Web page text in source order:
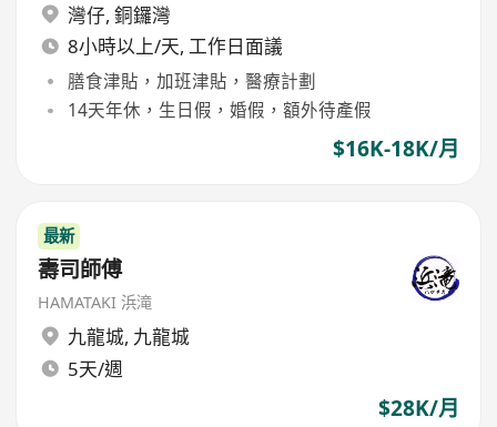
灣仔, 銅鑼灣
8小時以上/天, 工作日面議
膳食津貼，加班津貼，醫療計劃
14天年休，生日假，婚假，額外待產假
$16K-18K/月
最新
壽司師傅
HAMATAKI 浜滝
九龍城, 九龍城
5天/週
$28K/月